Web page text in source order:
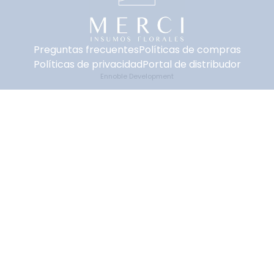
Preguntas frecuentesPolíticas de compras
Políticas de privacidadPortal de distribudor
Ennoble Development